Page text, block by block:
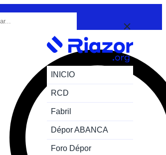
INICIO
RCD
Fabril
Dépor ABANCA
Foro Dépor